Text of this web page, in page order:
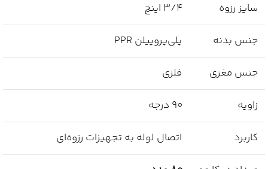
سایز رزوه 3/4 اینچ
جنس بدنه پلی‌پروپیلن PPR
جنس مغزی فلزی
زاویه 90 درجه
کاربرد اتصال لوله به تجهیزات رزوه‌ای